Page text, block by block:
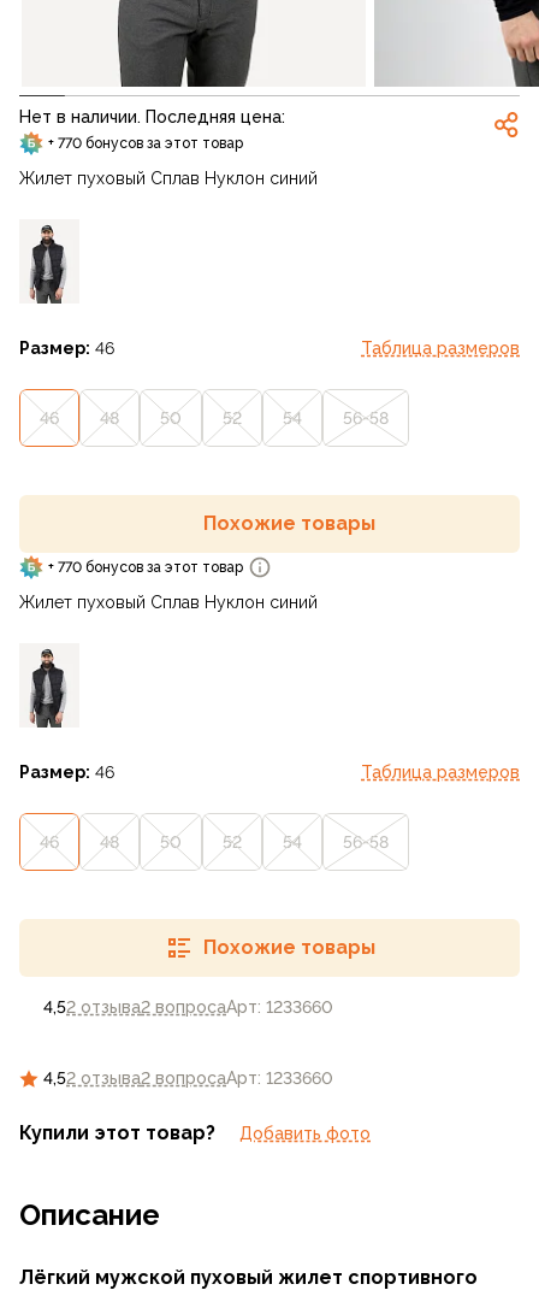
Нет в наличии. Последняя цена:
+ 770 бонусов за этот товар
Жилет пуховый Сплав Нуклон синий
Размер: 46 Таблица размеров
46 48 50 52 54 56-58
4,52 отзыва2 вопросаАрт: 1233660
Похожие товары
+ 770 бонусов за этот товар
Жилет пуховый Сплав Нуклон синий
Размер: 46 Таблица размеров
46 48 50 52 54 56-58
4,52 отзыва2 вопросаАрт: 1233660
Похожие товары
Купили этот товар? Добавить фото
Описание
Лёгкий мужской пуховый жилет спортивного